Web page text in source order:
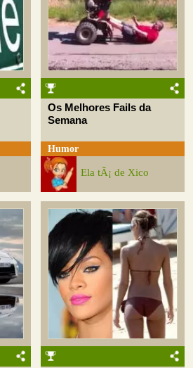
Os Melhores Fails da
Semana
Humor
Ela tÃ¡ de Xico